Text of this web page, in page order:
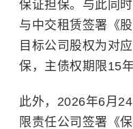
保证担保。与此同
与中交租赁签署《
目标公司股权为对
保，主债权期限15年
此外，2026年6月
限责任公司签署《